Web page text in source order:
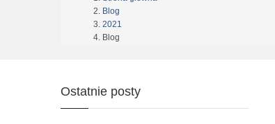
Ścieżka
nawigacyjna
Blog
2021
Blog
Ostatnie posty